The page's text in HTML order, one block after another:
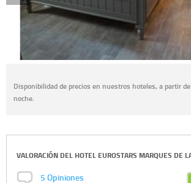
Disponibilidad de precios en nuestros hoteles, a partir de
noche.
VALORACIÓN DEL HOTEL EUROSTARS MARQUES DE
5Opiniones